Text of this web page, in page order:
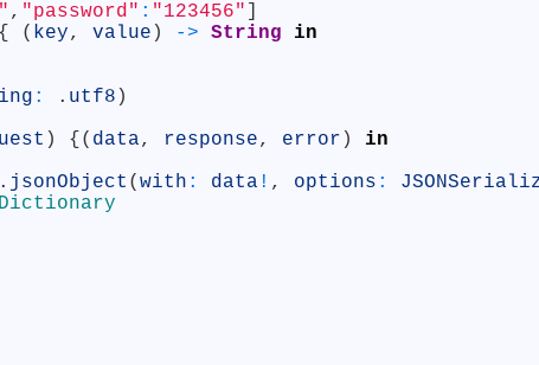
, "password" : "123456"
{ ( key, value ) -> String
in
: . utf8 )
) { ( data, response, error )
in
. jsonObject ( with : data ! , options :